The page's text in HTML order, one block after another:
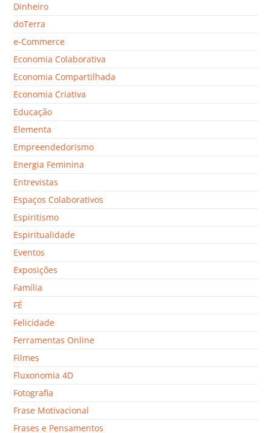
Dinheiro
doTerra
e-Commerce
Economia Colaborativa
Economia Compartilhada
Economia Criativa
Educação
Elementa
Empreendedorismo
Energia Feminina
Entrevistas
Espaços Colaborativos
Espiritismo
Espiritualidade
Eventos
Exposições
Família
FÉ
Felicidade
Ferramentas Online
Filmes
Fluxonomia 4D
Fotografia
Frase Motivacional
Frases e Pensamentos